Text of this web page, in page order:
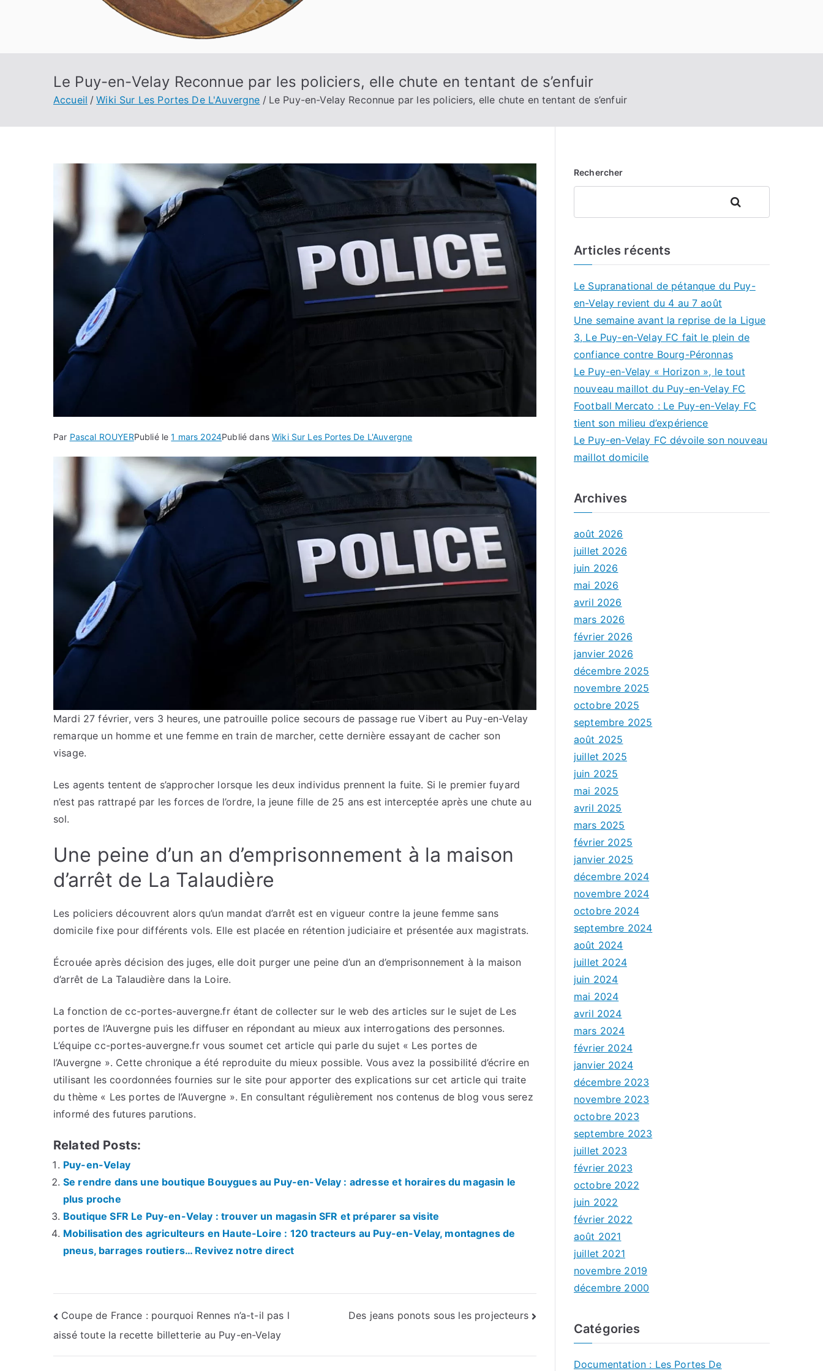
Le Puy-en-Velay Reconnue par les policiers, elle chute en tentant de s’enfuir
Accueil Wiki Sur Les Portes De L'Auvergne Le Puy-en-Velay Reconnue par les policiers, elle chute en tentant de s’enfuir
Par Pascal ROUYERPublié le1 mars 2024Publié dansWiki Sur Les Portes De L'Auvergne
Mardi 27 février, vers 3 heures, une patrouille police secours de passage rue Vibert au Puy-en-Velay
remarque un homme et une femme en train de marcher, cette dernière essayant de cacher son
visage.
Les agents tentent de s’approcher lorsque les deux individus prennent la fuite. Si le premier fuyard
n’est pas rattrapé par les forces de l’ordre, la jeune fille de 25 ans est interceptée après une chute au
sol.
Une peine d’un an d’emprisonnement à la maison
d’arrêt de La Talaudière
Les policiers découvrent alors qu’un mandat d’arrêt est en vigueur contre la jeune femme sans
domicile fixe pour différents vols. Elle est placée en rétention judiciaire et présentée aux magistrats.
Écrouée après décision des juges, elle doit purger une peine d’un an d’emprisonnement à la maison
d’arrêt de La Talaudière dans la Loire.
La fonction de cc-portes-auvergne.fr étant de collecter sur le web des articles sur le sujet de Les
portes de l’Auvergne puis les diffuser en répondant au mieux aux interrogations des personnes.
L’équipe cc-portes-auvergne.fr vous soumet cet article qui parle du sujet « Les portes de
l’Auvergne ». Cette chronique a été reproduite du mieux possible. Vous avez la possibilité d’écrire en
utilisant les coordonnées fournies sur le site pour apporter des explications sur cet article qui traite
du thème « Les portes de l’Auvergne ». En consultant régulièrement nos contenus de blog vous serez
informé des futures parutions.
Related Posts:
Puy-en-Velay
Se rendre dans une boutique Bouygues au Puy-en-Velay : adresse et horaires du magasin le
plus proche
Boutique SFR Le Puy-en-Velay : trouver un magasin SFR et préparer sa visite
Mobilisation des agriculteurs en Haute-Loire : 120 tracteurs au Puy-en-Velay, montagnes de
pneus, barrages routiers… Revivez notre direct
Navigation
de
Coupe de France : pourquoi Rennes n’a-t-il pas l
aissé toute la recette billetterie au Puy-en-Velay
Des jeans ponots sous les projecteurs
Rechercher
Rechercher
Articles récents
Le Supranational de pétanque du Puy-
en-Velay revient du 4 au 7 août
Une semaine avant la reprise de la Ligue
3, Le Puy-en-Velay FC fait le plein de
confiance contre Bourg-Péronnas
Le Puy-en-Velay « Horizon », le tout
nouveau maillot du Puy-en-Velay FC
Football Mercato : Le Puy-en-Velay FC
tient son milieu d’expérience
Le Puy-en-Velay FC dévoile son nouveau
maillot domicile
Archives
août 2026
juillet 2026
juin 2026
mai 2026
avril 2026
mars 2026
février 2026
janvier 2026
décembre 2025
novembre 2025
octobre 2025
septembre 2025
août 2025
juillet 2025
juin 2025
mai 2025
avril 2025
mars 2025
février 2025
janvier 2025
décembre 2024
novembre 2024
octobre 2024
septembre 2024
août 2024
juillet 2024
juin 2024
mai 2024
avril 2024
mars 2024
février 2024
janvier 2024
décembre 2023
novembre 2023
octobre 2023
septembre 2023
juillet 2023
février 2023
octobre 2022
juin 2022
février 2022
août 2021
juillet 2021
novembre 2019
décembre 2000
Catégories
Documentation : Les Portes De